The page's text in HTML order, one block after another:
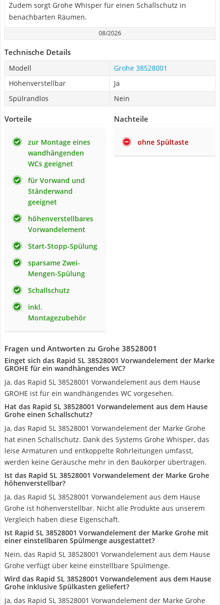
Zudem sorgt Grohe Whisper für einen Schallschutz in
benachbarten Räumen.
08/2026
Technische Details
Modell
Grohe 38528001
Höhenverstellbar
Ja
Spülrandlos
Nein
Vorteile
zur Montage eines
wandhängenden
WCs geeignet
für Vorwand und
Ständerwand
geeignet
höhenverstellbares
Vorwandelement
Start-Stopp-Spülung
sparsame Zwei-
Mengen-Spülung
Schallschutz
inkl.
Montagezubehör
Nachteile
ohne Spültaste
Fragen und Antworten zu Grohe 38528001
Einget sich das Rapid SL 38528001 Vorwandelement der Marke
GROHE für ein wandhängendes WC?
Ja, das Rapid SL 38528001 Vorwandelement aus dem Hause
GROHE ist für ein wandhängendes WC vorgesehen.
Hat das Rapid SL 38528001 Vorwandelement aus dem Hause
Grohe einen Schallschutz?
Ja, das Rapid SL 38528001 Vorwandelement der Marke Grohe
hat einen Schallschutz. Dank des Systems Grohe Whisper, das
leise Armaturen und entkoppelte Rohrleitungen umfasst,
werden keine Geräusche mehr in den Baukörper übertragen.
Ist das Rapid SL 38528001 Vorwandelement der Marke Grohe
höhenverstellbar?
Ja, das Rapid SL 38528001 Vorwandelement aus dem Hause
Grohe ist höhenverstellbar. Nicht alle Produkte aus unserem
Vergleich haben diese Eigenschaft.
Ist Rapid SL 38528001 Vorwandelement der Marke Grohe mit
einer einstellbaren Spülmenge ausgestattet?
Nein, das Rapid SL 38528001 Vorwandelement aus dem Hause
Grohe verfügt über keine einstellbare Spülmenge.
Wird das Rapid SL 38528001 Vorwandelement aus dem Hause
Grohe inklusive Spülkasten geliefert?
Ja, das Rapid SL 38528001 Vorwandelement der Marke Grohe